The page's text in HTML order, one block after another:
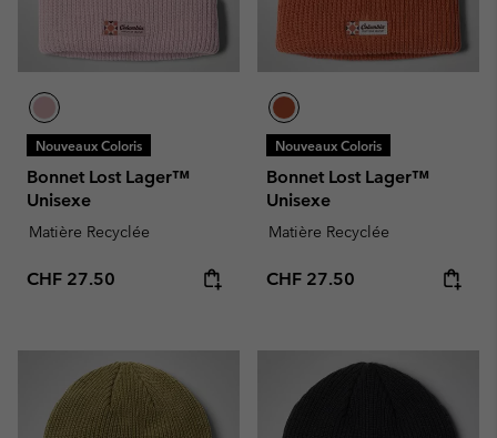
Nouveaux Coloris
Bonnet Lost Lager™
Unisexe
Matière Recyclée
Regular price:
CHF 27.50
Nouveaux Coloris
Bonnet Lost Lager™
Unisexe
Matière Recyclée
Regular price:
CHF 27.50